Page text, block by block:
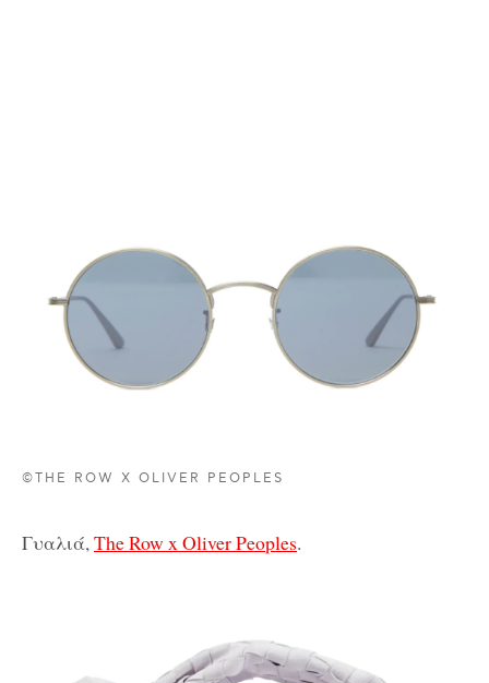
©THE ROW X OLIVER PEOPLES
Γυαλιά,The Row x Oliver Peoples.